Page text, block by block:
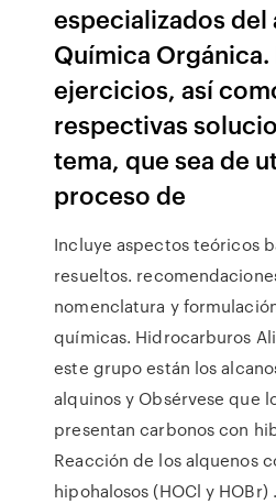
especializados del
Química Orgánica.
ejercicios, así
respectivas
tema, que sea de
proceso de
Incluye aspectos teóricos
resueltos.
nomenclatura y
químicas. Hidrocarburos
este grupo están los
alquinos y Obsérvese que
presentan carbonos con
Reacción de los alquenos
hipohalosos (HOCl y HOBr)